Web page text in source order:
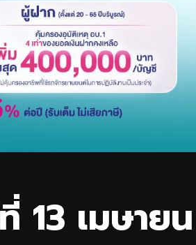
13 เมษายน